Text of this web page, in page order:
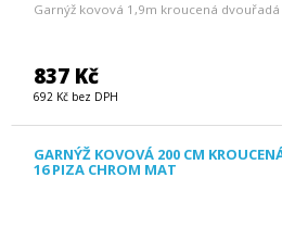
Garnýž kovová 1,9m kroucená
837 Kč
692 Kč bez DPH
GARNÝŽ KOVOVÁ 200 CM
16 PIZA CHROM MAT